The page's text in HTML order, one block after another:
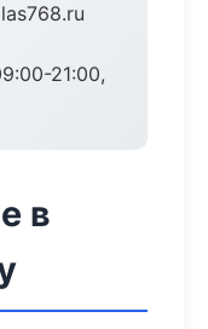
21:00,
в